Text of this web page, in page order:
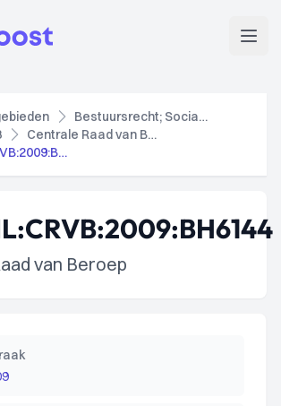
Bestuursrecht; Socialezekerheidsrecht
Centrale Raad van Beroep
ECLI:NL:CRVB:2009:BH6144
van Beroep